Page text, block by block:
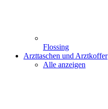
Flossing
Arzttaschen und Arztkoffer
Alle anzeigen